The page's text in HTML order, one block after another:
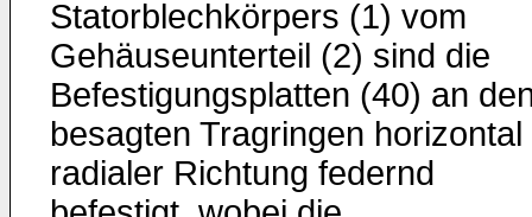
Statorblechkörpers (1) vom
Gehäuseunterteil (2) sind die
Befestigungsplatten (40) an
besagten Tragringen horizontal
radialer Richtung federnd